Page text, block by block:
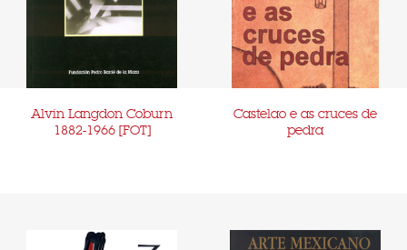
Alvin Langdon Coburn
1882-1966 [FOT]
Castelao e as cruces de
pedra